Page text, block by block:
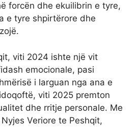
forcën dhe ekuilibrin e tyre,
e tyre shpirtërore dhe
viti 2024 ishte një vit
emocionale, pasi
i larguan nga ana e
viti 2025 premton
dhe rritje personale. Me
Veriore te Peshqit,